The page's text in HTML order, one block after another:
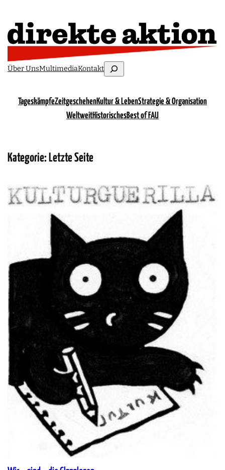
Über UnsMultimediaKontaktSuchen
TageskämpfeZeitgeschehenKultur & LebenStrategie & Organisation
WeltweitHistorischesBest of FAU
Kategorie: Letzte Seite